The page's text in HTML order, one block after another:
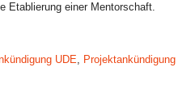
Etablierung einer Mentorschaft.
UDE, Projektankündigung